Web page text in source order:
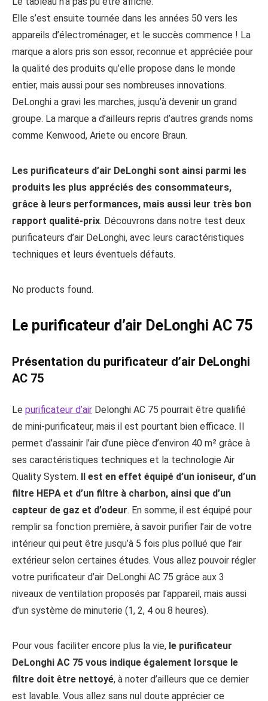
Elle s’est ensuite tournée dans les années 50 vers les
appareils d’électroménager, et le succès commence ! La
marque a alors pris son essor, reconnue et appréciée pour
la qualité des produits qu’elle propose dans le monde
entier, mais aussi pour ses nombreuses innovations.
DeLonghi a gravi les marches, jusqu’à devenir un grand
groupe. La marque a d’ailleurs repris d’autres grands noms
comme Kenwood, Ariete ou encore Braun.
Les purificateurs d’air DeLonghi sont ainsi parmi les
produits les plus appréciés des consommateurs,
grâce à leurs performances, mais aussi leur très bon
rapport qualité-prix. Découvrons dans notre test deux
purificateurs d’air DeLonghi, avec leurs caractéristiques
techniques et leurs éventuels défauts.
No products found.
Le purificateur d’air DeLonghi AC 75
Présentation du purificateur d’air DeLonghi
AC 75
Le purificateur d’air Delonghi AC 75 pourrait être qualifié
de mini-purificateur, mais il est pourtant bien efficace. Il
permet d’assainir l’air d’une pièce d’environ 40 m² grâce à
ses caractéristiques techniques et la technologie Air
Quality System.
Il est en effet équipé d’un ioniseur, d’un
filtre HEPA et d’un filtre à charbon, ainsi que d’un
capteur de gaz et d’odeur. En somme, il est équipé pour
remplir sa fonction première, à savoir purifier l’air de votre
intérieur qui peut être jusqu’à 5 fois plus pollué que l’air
extérieur selon certaines études. Vous allez pouvoir régler
votre purificateur d’air DeLonghi AC 75 grâce aux 3
niveaux de ventilation proposés par l’appareil, mais aussi
d’un système de minuterie (1, 2, 4 ou 8 heures).
Pour vous faciliter encore plus la vie, le purificateur
DeLonghi AC 75 vous indique également lorsque le
filtre doit être nettoyé, à noter d’ailleurs que ce dernier
est lavable. Vous allez sans nul doute apprécier ce